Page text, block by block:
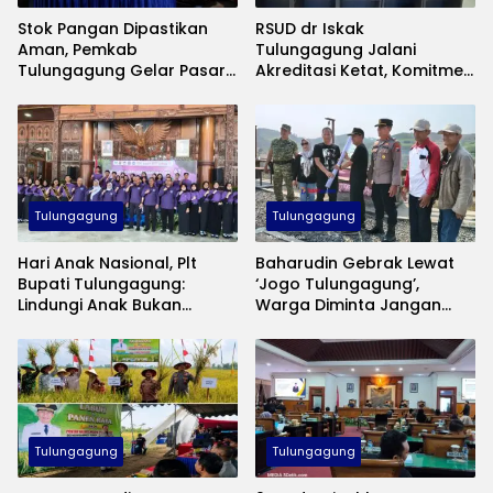
Stok Pangan Dipastikan
Aman, Pemkab
Tulungagung Gelar Pasar
RSUD dr Iskak
Tulungagung Jalani
Akreditasi Ketat, Komitmen
Tulungagung
Hari Anak Nasional, Plt
Bupati Tulungagung:
Lindungi Anak Bukan
Tulungagung
Baharudin Gebrak Lewat
‘Jogo Tulungagung’,
Warga Diminta Jangan
Gangguan Keamanan
Tulungagung Tulungagung